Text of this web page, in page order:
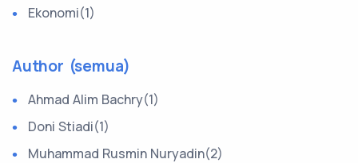
Ekonomi(1)
Author (semua)
Ahmad Alim Bachry(1)
Doni Stiadi(1)
Muhammad Rusmin Nuryadin(2)